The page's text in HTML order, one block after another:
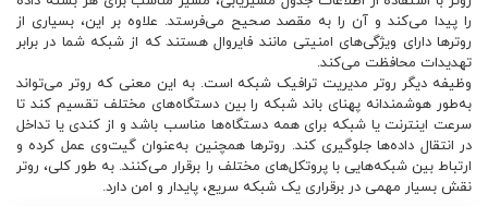
را پیدا می‌کند و آن را به مقصد صحیح می‌فرستد. علاوه بر این، بسیاری از
روترها دارای ویژگی‌های امنیتی مانند فایروال هستند که از شبکه شما در برابر
تهدیدات محافظت می‌کند.
وظیفه دیگر روتر مدیریت ترافیک شبکه است. به این معنی که روتر می‌تواند
به‌طور هوشمندانه پهنای باند شبکه را بین دستگاه‌های مختلف تقسیم کند تا
سرعت اینترنت یا شبکه برای همه دستگاه‌ها مناسب باشد و از کندی یا تداخل
در انتقال داده‌ها جلوگیری کند. روتر‌ها همچنین به‌عنوان گیت‌وی عمل کرده و
ارتباط بین شبکه‌هایی با پروتکل‌های مختلف را برقرار می‌کنند. به طور کلی، روتر
نقش بسیار مهمی در برقراری یک شبکه سریع، پایدار و امن دارد.